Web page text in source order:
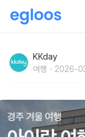
KKday
여행 2026-